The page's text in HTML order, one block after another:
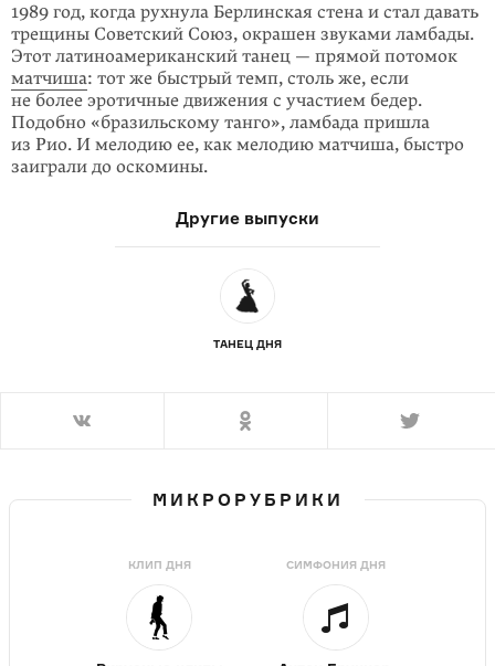
1989 год, когда рухнула Берлинская стена и стал давать
трещины Советский Союз, окрашен звуками ламбады.
Этот латиноамериканский танец — прямой потомок
матчиша: тот же быстрый темп, столь же, если
не более эротичные движения с участием бедер.
Подобно «бразильскому танго», ламбада пришла
из Рио. И мелодию ее, как мелодию матчиша, быстро
заиграли до оскомины.
Другие выпуски
ТАНЕЦ ДНЯ
МИКРОРУБРИКИ
КЛИП ДНЯ СИМФОНИЯ ДНЯ